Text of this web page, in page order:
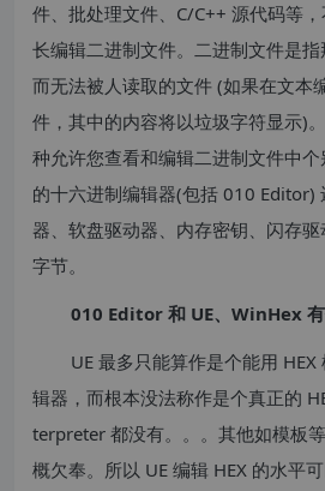
件、批处理文件、C/C++ 源代码等
长编辑二进制文件。二进制文件是指
而无法被人读取的文件 (如果在文本
件，其中的内容将以垃圾字符显示)
种允许您查看和编辑二进制文件中
的十六进制编辑器(包括 010 Editor)
器、软盘驱动器、内存密钥、闪存
字节。
010 Editor 和 UE、WinHex
UE 最多只能算作是个能用
辑器，而根本没法称作是个真正的
terpreter 都没有。。。其他如模板
概欠奉。所以 UE 编辑 HEX 的水平